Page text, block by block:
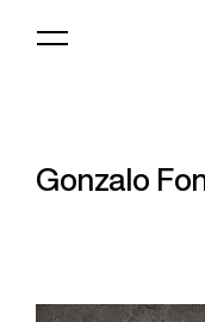
Gonzalo